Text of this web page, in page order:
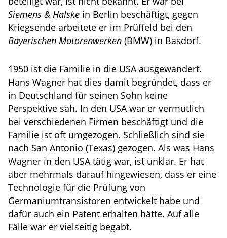
Siemens & Halskein Berlin beschäftigt, gegen
Kriegsende arbeitete er im Prüffeld bei den
Bayerischen Motorenwerken(BMW) in Basdorf.
1950 ist die Familie in die USA ausgewandert.
Hans Wagner hat dies damit begründet, dass er
in Deutschland für seinen Sohn keine
Perspektive sah. In den USA war er vermutlich
bei verschiedenen Firmen beschäftigt und die
Familie ist oft umgezogen. Schließlich sind sie
nach San Antonio (Texas) gezogen. Als was Hans
Wagner in den USA tätig war, ist unklar. Er hat
aber mehrmals darauf hingewiesen, dass er eine
Technologie für die Prüfung von
Germaniumtransistoren entwickelt habe und
dafür auch ein Patent erhalten hätte. Auf alle
Fälle war er vielseitig begabt.